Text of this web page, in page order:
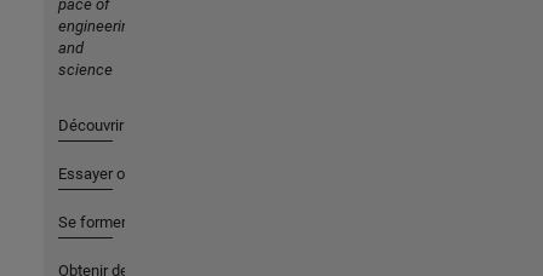
pace of
engineering
and
science
Découvrir les produits
Essayer ou acheter
Se former
Obtenir de l'aide